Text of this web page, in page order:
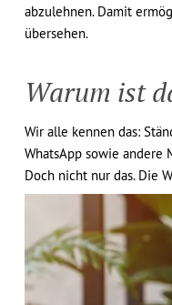
abzulehnen. Damit
übersehen.
Warum ist
Wir alle kennen das:
WhatsApp sowie andere
Doch nicht nur das. Die